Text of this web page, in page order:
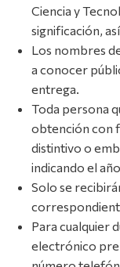
Ciencia y
significación,
Los nombres
a conocer
entrega.
Toda persona
obtención con
distintivo o
indicando el
Solo se
Para cualquier
electrónico